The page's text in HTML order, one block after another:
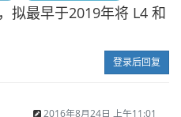
拟最早于2019年将 L4 和
登录后回复
2016年8月24日 上午11:01